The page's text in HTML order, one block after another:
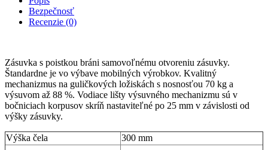
Bezpečnosť
Recenzie (0)
Zásuvka s poistkou bráni samovoľnému otvoreniu zásuvky.
Štandardne je vo výbave mobilných výrobkov. Kvalitný
mechanizmus na guličkových ložiskách s nosnosťou 70 kg a
výsuvom až 88 %. Vodiace lišty výsuvného mechanizmu sú v
bočniciach korpusov skríň nastaviteľné po 25 mm v závislosti od
výšky zásuvky.
Výška čela 300 mm